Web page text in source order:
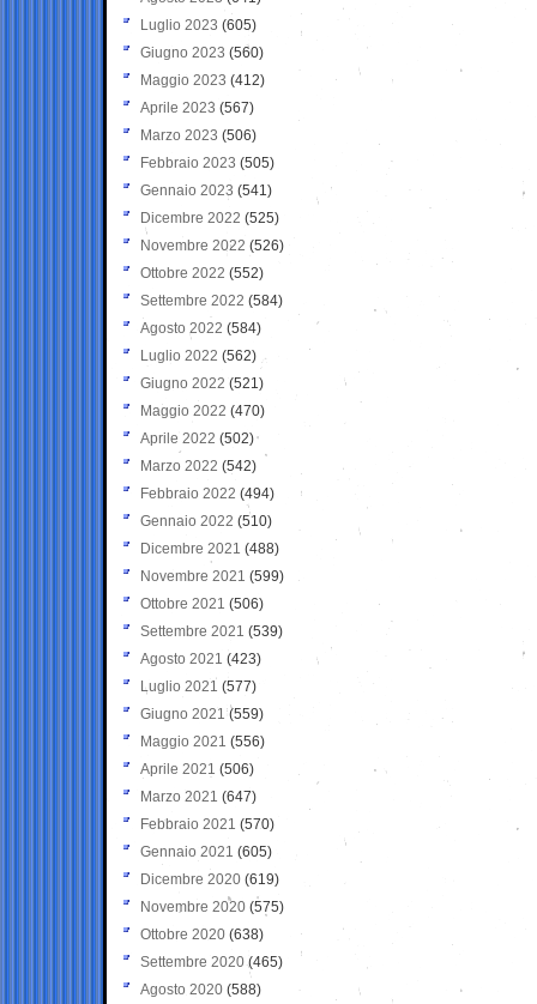
Luglio 2023 (605)
Giugno 2023 (560)
Maggio 2023 (412)
Aprile 2023 (567)
Marzo 2023 (506)
Febbraio 2023 (505)
Gennaio 2023 (541)
Dicembre 2022 (525)
Novembre 2022 (526)
Ottobre 2022 (552)
Settembre 2022 (584)
Agosto 2022 (584)
Luglio 2022 (562)
Giugno 2022 (521)
Maggio 2022 (470)
Aprile 2022 (502)
Marzo 2022 (542)
Febbraio 2022 (494)
Gennaio 2022 (510)
Dicembre 2021 (488)
Novembre 2021 (599)
Ottobre 2021 (506)
Settembre 2021 (539)
Agosto 2021 (423)
Luglio 2021 (577)
Giugno 2021(559)
Maggio 2021 (556)
Aprile 2021 (506)
Marzo 2021 (647)
Febbraio 2021 (570)
Gennaio 2021 (605)
Dicembre 2020 (619)
Novembre 2020 (575)
Ottobre 2020 (638)
Settembre 2020(465)
Agosto 2020 (588)